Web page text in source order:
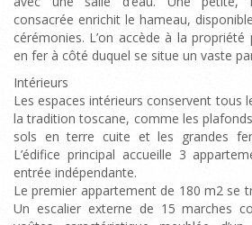
consacrée enrichit le hameau,
cérémonies. L’on accède à la
en fer à côté duquel se situe un vaste
Intérieurs
Les espaces intérieurs conservent tous
la tradition toscane, comme les
sols en terre cuite et les grandes
L’édifice principal accueille 3
entrée indépendante.
Le premier appartement de 180 m2 se
Un escalier externe de 15 marches